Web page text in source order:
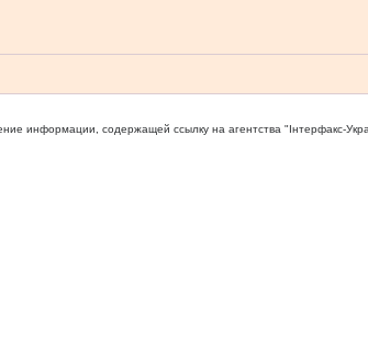
информации, содержащей ссылку на агентства "Iнтерфакс-